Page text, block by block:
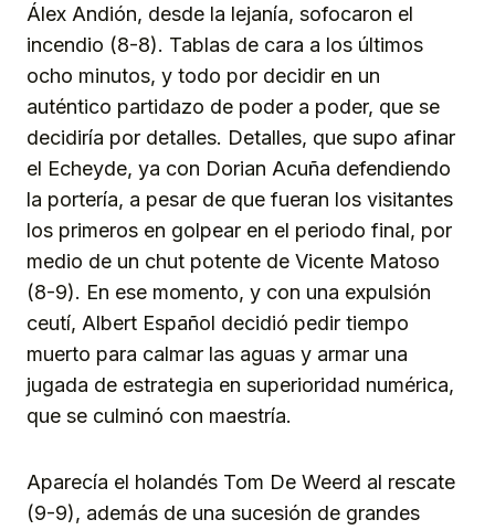
Álex Andión, desde la lejanía, sofocaron el
incendio (8-8). Tablas de cara a los últimos
ocho minutos, y todo por decidir en un
auténtico partidazo de poder a poder, que se
decidiría por detalles. Detalles, que supo afinar
el Echeyde, ya con Dorian Acuña defendiendo
la portería, a pesar de que fueran los visitantes
los primeros en golpear en el periodo final, por
medio de un chut potente de Vicente Matoso
(8-9). En ese momento, y con una expulsión
ceutí, Albert Español decidió pedir tiempo
muerto para calmar las aguas y armar una
jugada de estrategia en superioridad numérica,
que se culminó con maestría.
Aparecía el holandés Tom De Weerd al rescate
(9-9), además de una sucesión de grandes